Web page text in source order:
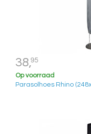
38,95
Op voorraad
Parasolhoes Rhino